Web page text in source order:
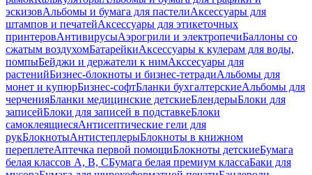
эскизовАльбомы и бумага для пастелиАксессуары для
штампов и печатейАксессуары для этикеточных
принтеровАнтивирусыАэрогрили и электропечиБаллоны со
сжатым воздухомБатарейкиАксессуары к кулерам для воды,
помпыБейджи и держатели к нимАкссесуары для
растенийБизнес-блокноты и бизнес-тетрадиАльбомы для
монет и купюрБизнес-софтБланки бухгалтерскиеАльбомы для
черченияБланки медицинские детскиеБлендерыБлоки для
записейБлоки для записей в подставкеБлоки
самоклеящиесяАнтисептические гели для
рукБлокнотыАнтистеплерыБлокноты в книжном
переплетеАптечка первой помощиБлокноты детскиеБумага
белая классов А, В, СБумага белая премиум классаБаки для